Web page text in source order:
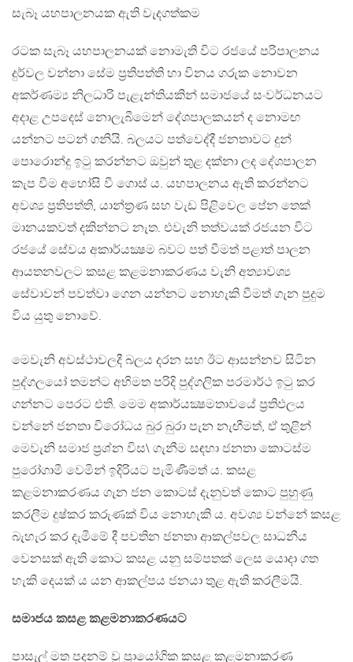
සැබෑ යහපාලනයක ඇති වැදගත්කම
රටක සැබෑ යහපාලනයක් නොමැති විට රජයේ පරිපාලනය
දුර්වල වන්නා සේම ප‍්‍රතිපත්ති හා විනය ගරුක නොවන
අකර්ණම්‍ය නිලධාරි පැළැන්තියකින් සමාජයේ සංවර්ධනයට
අදාළ උපදෙස් නොලැබීමෙන් දේශපාලකයන් ද නොමඟ
යන්නට පටන් ගනියි. බලයට පත්වෙද්දී ජනතාවට දුන්
පොරොන්දු ඉටු කරන්නට ඔවුන් තුළ දක්නා ලද දේශපාලන
කැප වීම අහෝසි වී ගොස් ය. යහපාලනය ඇති කරන්නට
අවශ්‍ය ප‍්‍රතිපත්ති, යාන්ත‍්‍රණ සහ වැඩ පිළිවෙල පේන තෙක්
මානයකවත් දකින්නට නැත. එවැනි තත්වයක් රජයන විට
රජයේ සේවය අකාර්යක්‍ෂම බවට පත් වීමත් පළාත් පාලන
ආයතනවලට කසළ කළමනාකරණය වැනි අත්‍යාවශ්‍ය
සේවාවන් පවත්වා ගෙන යන්නට නොහැකි වීමත් ගැන පුදුම
විය යුතු නොවේ.
මෙවැනි අවස්ථාවලදී බලය දරන සහ ඊට ආසන්නව සිටින
පුද්ගලයෝ තමන්ට අභිමත පරිදි පුද්ගලික පරමාර්ථ ඉටු කර
ගන්නට පෙරට එති. මෙම අකාර්යක්‍ෂමතාවයේ ප‍්‍රතිඵලය
වන්නේ ජනතා විරෝධය බුර බුරා පැන නැඟීමත්, ඒ තුළින්
මෙවැනි සමාජ ප‍්‍රශ්න විස\ ගැනීම සඳහා ජනතා කොටස්ම
පුරෝගාමී වෙමින් ඉදිරියට පැමිණීමත් ය. කසළ
කළමනාකරණය ගැන ජන කොටස් දැනුවත් කොට පුහුණු
කරලීම දුෂ්කර කරුණක් විය නොහැකි ය. අවශ්‍ය වන්නේ කසළ
බැහැර කර දැමීමේ දී පවතින ජනතා ආකල්පවල සාධනීය
වෙනසක් ඇති කොට කසළ යනු සම්පතක් ලෙස යොදා ගත
හැකි දෙයක් ය යන ආකල්පය ජනයා තුළ ඇති කරලීමයි.
සමාජය කසළ කළමනාකරණයට
පාසැල් මත පදනම් වූ ප‍්‍රායෝගික කසළ කළමනාකරණ